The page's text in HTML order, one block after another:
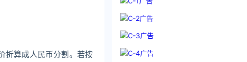
折算成人民币分割。若按